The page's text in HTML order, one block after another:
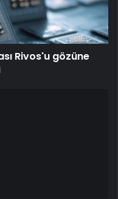
Rivos'u gözüne